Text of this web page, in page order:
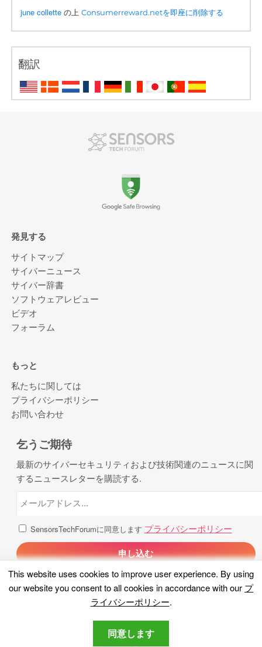
june collette の上Consumerreward.netを即座に削除する
翻訳
This website uses cookies to improve user experience. By using
our website you consent to all cookies in accordance with our プ
ライバシーポリシー.
同意します
発見する
サイトマップ
サイバーニュース
サイバー辞書
ソフトウェアレビュー
ビデオ
フォーラム
もっと
私たちに関しては
プライバシーポリシー
お問い合わせ
乞うご期待
最新のサイバーセキュリティおよび技術関連のニュースに関
するニュースレターを購読する.
SensorsTechForumに同意します プライバシーポリシー